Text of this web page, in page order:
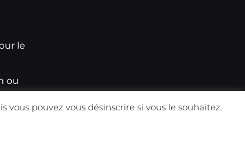
le
ou
vous pouvez vous désinscrire si vous le souhaitez.